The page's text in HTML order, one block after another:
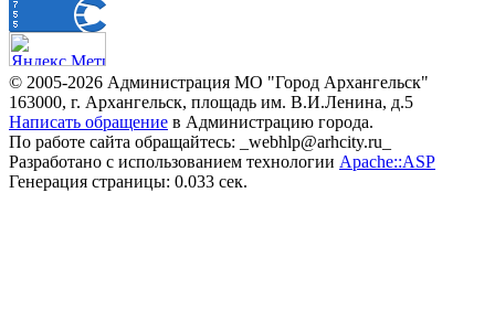
© 2005-2026 Администрация МО "Город Архангельск"
163000, г. Архангельск, площадь им. В.И.Ленина, д.5
Написать обращение в Администрацию города.
По работе сайта обращайтесь: _webhlp@arhcity.ru_
Разработано с использованием технологии Apache::ASP
Генерация страницы: 0.033 сек.